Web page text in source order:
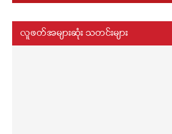
လူဖတ်အများဆုံး သတင်းများ